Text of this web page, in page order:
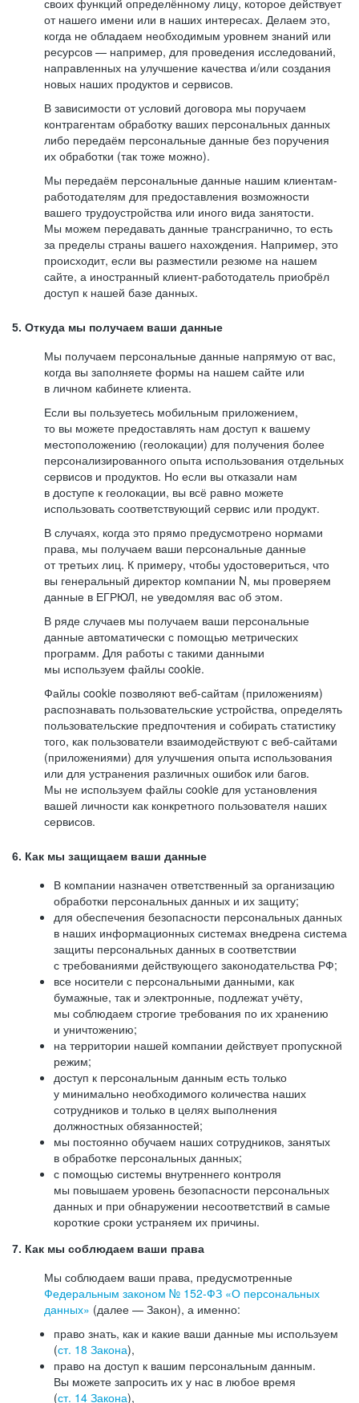
своих функций определённому лицу, которое действует
от нашего имени или в наших интересах. Делаем это,
когда не обладаем необходимым уровнем знаний или
ресурсов — например, для проведения исследований,
направленных на улучшение качества и/или создания
новых наших продуктов и сервисов.
В зависимости от условий договора мы поручаем
контрагентам обработку ваших персональных данных
либо передаём персональные данные без поручения
их обработки (так тоже можно).
Мы передаём персональные данные нашим клиентам-
работодателям для предоставления возможности
вашего трудоустройства или иного вида занятости.
Мы можем передавать данные трансгранично, то есть
за пределы страны вашего нахождения. Например, это
происходит, если вы разместили резюме на нашем
сайте, а иностранный клиент-работодатель приобрёл
доступ к нашей базе данных.
5. Откуда мы получаем ваши данные
Мы получаем персональные данные напрямую от вас,
когда вы заполняете формы на нашем сайте или
в личном кабинете клиента.
Если вы пользуетесь мобильным приложением,
то вы можете предоставлять нам доступ к вашему
местоположению (геолокации) для получения более
персонализированного опыта использования отдельных
сервисов и продуктов. Но если вы отказали нам
в доступе к геолокации, вы всё равно можете
использовать соответствующий сервис или продукт.
В случаях, когда это прямо предусмотрено нормами
права, мы получаем ваши персональные данные
от третьих лиц. К примеру, чтобы удостовериться, что
вы генеральный директор компании N, мы проверяем
данные в ЕГРЮЛ, не уведомляя вас об этом.
В ряде случаев мы получаем ваши персональные
данные автоматически с помощью метрических
программ. Для работы с такими данными
мы используем файлы cookie.
Файлы cookie позволяют веб-сайтам (приложениям)
распознавать пользовательские устройства, определять
пользовательские предпочтения и собирать статистику
того, как пользователи взаимодействуют с веб-сайтами
(приложениями) для улучшения опыта использования
или для устранения различных ошибок или багов.
Мы не используем файлы cookie для установления
вашей личности как конкретного пользователя наших
сервисов.
6. Как мы защищаем ваши данные
В компании назначен ответственный за организацию
обработки персональных данных и их защиту;
для обеспечения безопасности персональных данных
в наших информационных системах внедрена система
защиты персональных данных в соответствии
с требованиями действующего законодательства РФ;
все носители с персональными данными, как
бумажные, так и электронные, подлежат учёту,
мы соблюдаем строгие требования по их хранению
и уничтожению;
на территории нашей компании действует пропускной
режим;
доступ к персональным данным есть только
у минимально необходимого количества наших
сотрудников и только в целях выполнения
должностных обязанностей;
мы постоянно обучаем наших сотрудников, занятых
в обработке персональных данных;
с помощью системы внутреннего контроля
мы повышаем уровень безопасности персональных
данных и при обнаружении несоответствий в самые
короткие сроки устраняем их причины.
7. Как мы соблюдаем ваши права
Мы соблюдаем ваши права, предусмотренные
Федеральным законом № 152-ФЗ «О персональных
данных» (далее — Закон), а именно:
право знать, как и какие ваши данные мы используем
(ст. 18 Закона),
право на доступ к вашим персональным данным.
Вы можете запросить их у нас в любое время
(ст. 14 Закона),